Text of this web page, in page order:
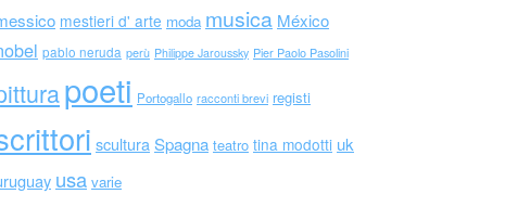
mestieri d' arte moda musica México
pablo neruda perù Philippe Jaroussky Pier Paolo Pasolini
poeti Portogallo racconti brevi registi
scultura Spagna teatro tina modotti uk
usa varie